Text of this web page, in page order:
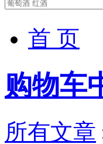
首 页
购物车
所有文章